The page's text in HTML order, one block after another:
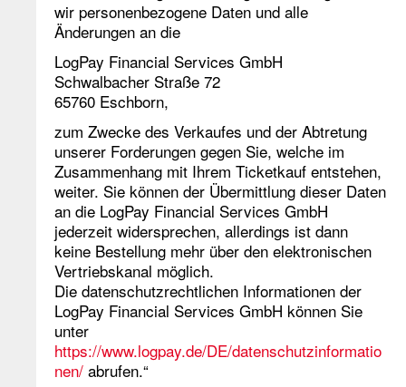
wir personenbezogene Daten und alle
Änderungen an die
LogPay Financial Services GmbH
Schwalbacher Straße 72
65760 Eschborn,
zum Zwecke des Verkaufes und der Abtretung
unserer Forderungen gegen Sie, welche im
Zusammenhang mit Ihrem Ticketkauf entstehen,
weiter. Sie können der Übermittlung dieser Daten
an die LogPay Financial Services GmbH
jederzeit widersprechen, allerdings ist dann
keine Bestellung mehr über den elektronischen
Vertriebskanal möglich.
Die datenschutzrechtlichen Informationen der
LogPay Financial Services GmbH können Sie
unter
https://www.logpay.de/DE/datenschutzinformatio
nen/ abrufen.“